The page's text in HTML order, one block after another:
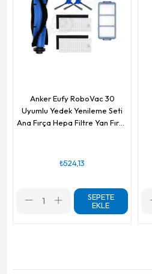
Anker Eufy RoboVac 30
Uyumlu Yedek Yenileme Seti
Ana Fırça Hepa Filtre Yan Fırça
₺524,13
SEPETE
EKLE